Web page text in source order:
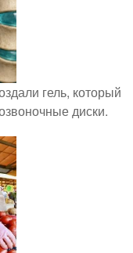
гель, который
диски.